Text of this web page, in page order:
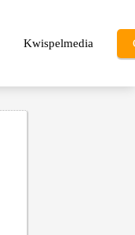
Kwispelmedia